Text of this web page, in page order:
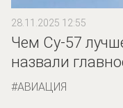
28.11.2025 12:55
Чем Су-57
назвали
АВИАЦИЯ